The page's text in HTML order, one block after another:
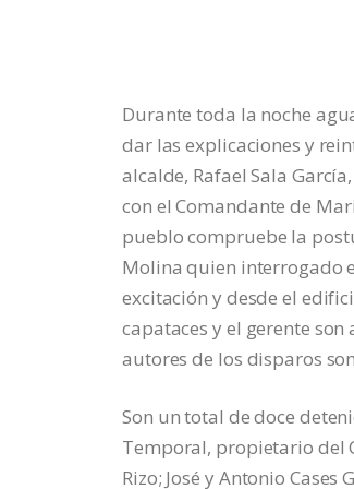
Durante toda la noche
dar las explicaciones y
alcalde, Rafael Sala
con el Comandante de
pueblo compruebe la
Molina quien interrogado
excitación y desde el
capataces y el gerente
autores de los disparos
Son un total de doce
Temporal, propietario del
Rizo; José y Antonio